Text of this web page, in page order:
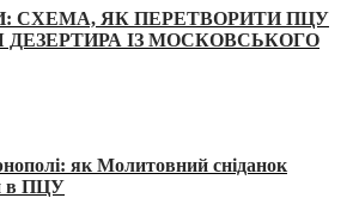
СХЕМА, ЯК ПЕРЕТВОРИТИ ПЦУ
ІЗ МОСКОВСЬКОГО
як Молитовний сніданок
в ПЦУ